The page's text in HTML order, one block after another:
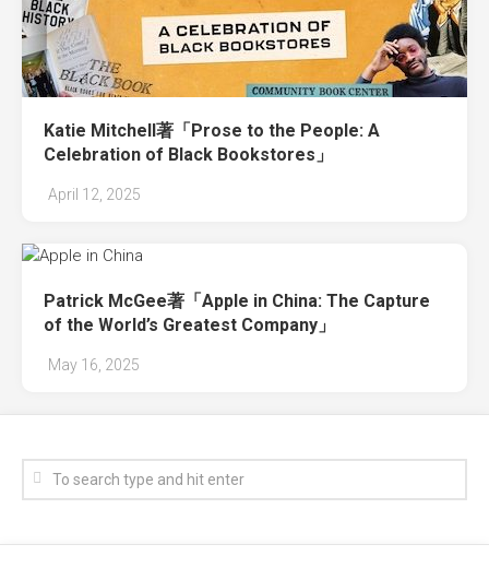
Katie Mitchell著「Prose to the People: A
Celebration of Black Bookstores」
April 12, 2025
Patrick McGee著「Apple in China: The Capture
of the World’s Greatest Company」
May 16, 2025